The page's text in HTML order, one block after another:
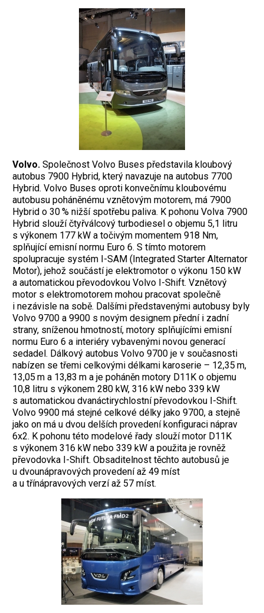
Volvo. Společnost Volvo Buses představila kloubový
autobus 7900 Hybrid, který navazuje na autobus 7700
Hybrid. Volvo Buses oproti konvečnímu kloubovému
autobusu poháněnému vznětovým motorem, má 7900
Hybrid o 30 % nižší spotřebu paliva. K pohonu Volva 7900
Hybrid slouží čtyřválcový turbodiesel o objemu 5,1 litru
s výkonem 177 kW a točivým momentem 918 Nm,
splňující emisní normu Euro 6. S tímto motorem
spolupracuje systém I-SAM (Integrated Starter Alternator
Motor), jehož součástí je elektromotor o výkonu 150 kW
a automatickou převodovkou Volvo I-Shift. Vznětový
motor s elektromotorem mohou pracovat společně
i nezávisle na sobě. Dalšími představenými autobusy byly
Volvo 9700 a 9900 s novým designem přední i zadní
strany, sníženou hmotností, motory splňujícími emisní
normu Euro 6 a interiéry vybavenými novou generací
sedadel. Dálkový autobus Volvo 9700 je v současnosti
nabízen se třemi celkovými délkami karoserie – 12,35 m,
13,05 m a 13,83 m a je poháněn motory D11K o objemu
10,8 litru s výkonem 280 kW, 316 kW nebo 339 kW
s automatickou dvanáctirychlostní převodovkou I-Shift.
Volvo 9900 má stejné celkové délky jako 9700, a stejně
jako on má u dvou delších provedení konfiguraci náprav
6x2. K pohonu této modelové řady slouží motor D11K
s výkonem 316 kW nebo 339 kW a použita je rovněž
převodovka I-Shift. Obsaditelnost těchto autobusů je
u dvounápravových provedení až 49 míst
a u třínápravových verzí až 57 míst.